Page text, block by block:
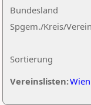
Sortierung
Bundesland
Spgem./Kreis/Verein
Vereinslisten:Wien